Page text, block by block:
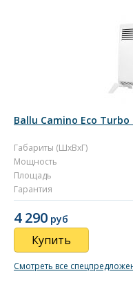
Ballu Camino Eco Turbo
Габариты (ШxВxГ)
Мощность
Площадь
Гарантия
4 290 руб
Купить
Смотреть все